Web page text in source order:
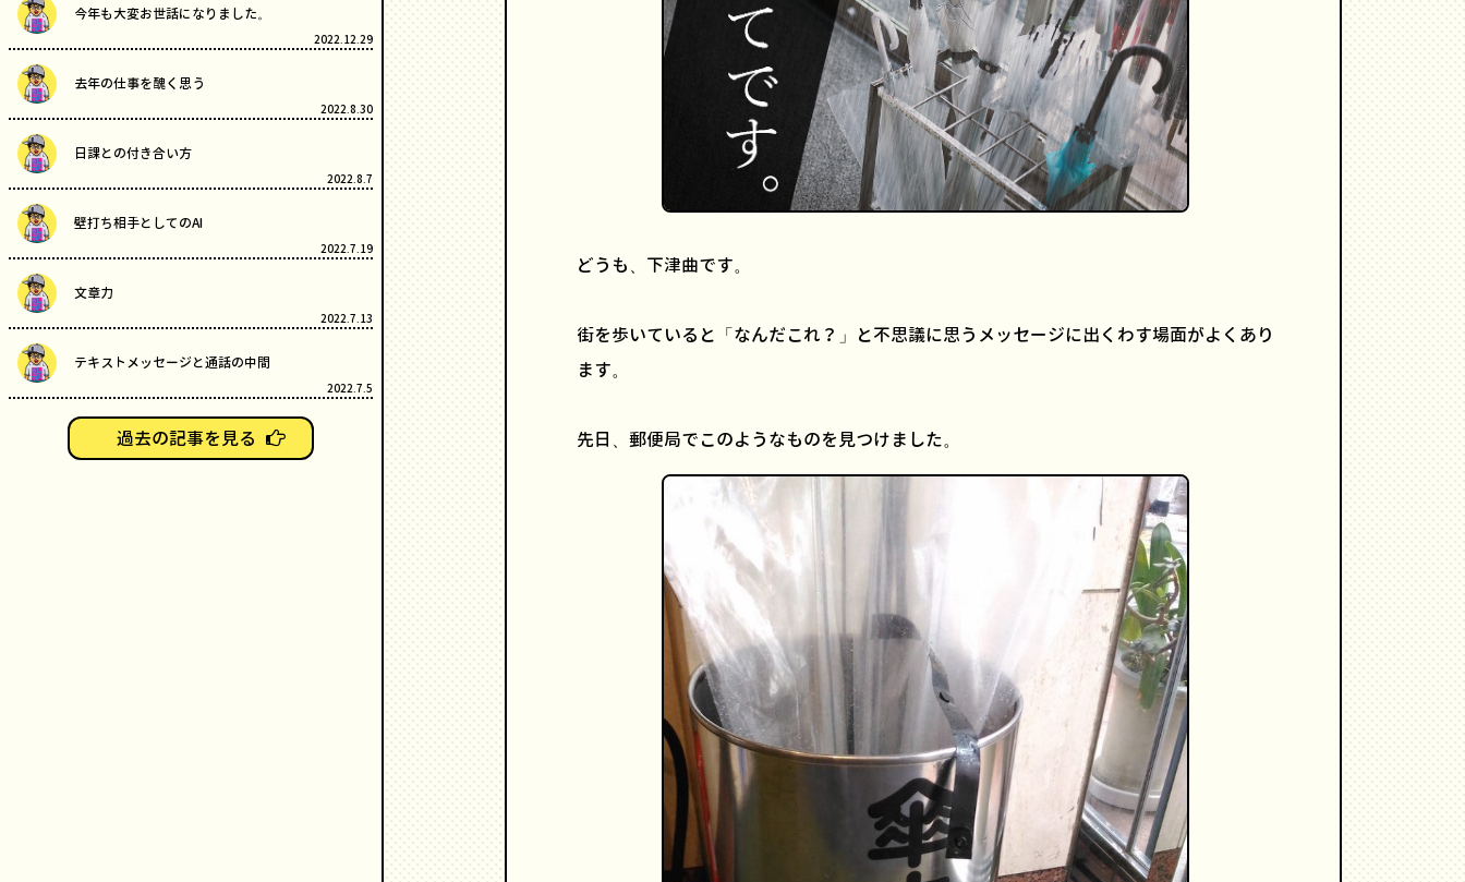
どうも、下津曲です。
街を歩いていると「なんだこれ？」と不思議に思うメッセージに出くわす場面がよくあり
ます。
先日、郵便局でこのようなものを見つけました。
今年も大変お世話になりました。
2022.12.29
去年の仕事を醜く思う
2022.8.30
日課との付き合い方
2022.8.7
壁打ち相手としてのAI
2022.7.19
文章力
2022.7.13
テキストメッセージと通話の中間
2022.7.5
過去の記事を見る